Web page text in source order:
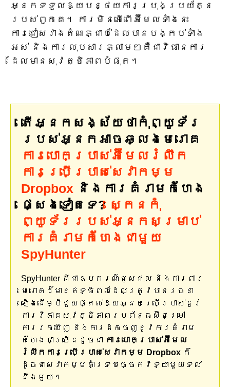
អ្នកទទួលឱ្យបន្ថយការប្រុងប្រយ័ត្ន
របស់ពួកគេ។ ការមិនអើពើអ៊ីមែលទាំងនេះ
ការជៀសវាងតំណភ្ជាប់ដែលបានបង្កប់ទាំង
អស់ និងការលុបសារភ្លាមៗគឺជាវិធានការ
ដែលមានសុវត្ថិភាពបំផុត។
តើអ្នកសង្ស័យថាកុំព្យូទ័រ
របស់អ្នកអាចឆ្លងមេរោគ
ការបោកប្រាស់អ៊ីមែលរំលឹក
ការប្រើប្រាស់សេវាកម្ម
Dropbox និងការគំរាមកំហែង
ផ្សេងទៀតទេ? ស្កេនកុំ
ព្យូទ័ររបស់អ្នកសម្រាប់
ការគំរាមកំហែងជាមួយ
SpyHunter
SpyHunter គឺជាឧបករណ៍ជួសជុល និងការពារ
មេរោគដ៏មានឥទ្ធិពលដែលត្រូវបានរចនា
ឡើងដើម្បីជួយផ្តល់ឱ្យអ្នកប្រើប្រាស់នូវ
ការវិភាគសុវត្ថិភាពប្រព័ន្ធស៊ីជម្រៅ
ការរកឃើញ និងការដកចេញនូវការគំរាម
កំហែងជាច្រើនដូចជា ការបោកប្រាស់អ៊ីមែល
រំលឹកការប្រើប្រាស់សេវាកម្ម Dropbox ក៏
ដូចជាសេវាកម្មគាំទ្របច្ចេកវិទ្យាមួយទល់
នឹងមួយ។